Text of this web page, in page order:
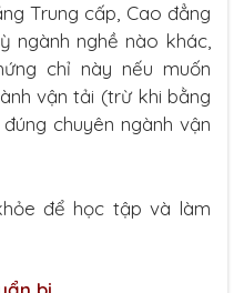
Trung cấp, Cao đẳng
ngành nghề nào khác,
chỉ này nếu muốn
vận tải (trừ khi bằng
chuyên ngành vận
để học tập và làm